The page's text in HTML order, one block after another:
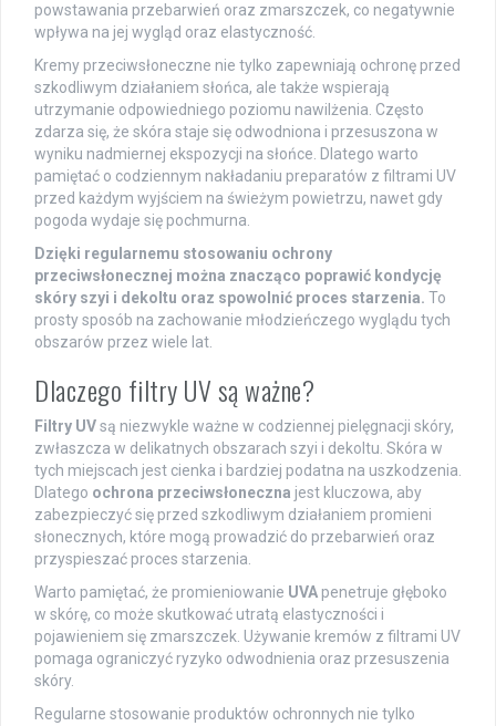
powstawania przebarwień oraz zmarszczek, co negatywnie
wpływa na jej wygląd oraz elastyczność.
Kremy przeciwsłoneczne nie tylko zapewniają ochronę przed
szkodliwym działaniem słońca, ale także wspierają
utrzymanie odpowiedniego poziomu nawilżenia. Często
zdarza się, że skóra staje się odwodniona i przesuszona w
wyniku nadmiernej ekspozycji na słońce. Dlatego warto
pamiętać o codziennym nakładaniu preparatów z filtrami UV
przed każdym wyjściem na świeżym powietrzu, nawet gdy
pogoda wydaje się pochmurna.
Dzięki regularnemu stosowaniu ochrony
przeciwsłonecznej można znacząco poprawić kondycję
skóry szyi i dekoltu oraz spowolnić proces starzenia. To
prosty sposób na zachowanie młodzieńczego wyglądu tych
obszarów przez wiele lat.
Dlaczego filtry UV są ważne?
Filtry UVsą niezwykle ważne w codziennej pielęgnacji skóry,
zwłaszcza w delikatnych obszarach szyi i dekoltu. Skóra w
tych miejscach jest cienka i bardziej podatna na uszkodzenia.
Dlatego ochrona przeciwsłoneczna jest kluczowa, aby
zabezpieczyć się przed szkodliwym działaniem promieni
słonecznych, które mogą prowadzić do przebarwień oraz
przyspieszać proces starzenia.
Warto pamiętać, że promieniowanie UVA penetruje głęboko
w skórę, co może skutkować utratą elastyczności i
pojawieniem się zmarszczek. Używanie kremów z filtrami UV
pomaga ograniczyć ryzyko odwodnienia oraz przesuszenia
skóry.
Regularne stosowanie produktów ochronnych nie tylko